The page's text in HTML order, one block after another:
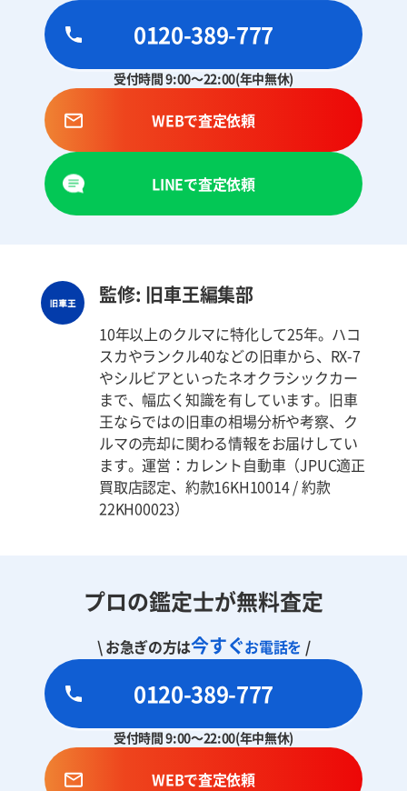
0120-389-777
受付時間 9:00～22:00(年中無休)
WEBで査定依頼
LINEで査定依頼
監修: 旧車王編集部
10年以上のクルマに特化して25年。ハコ
スカやランクル40などの旧車から、RX-7
やシルビアといったネオクラシックカー
まで、幅広く知識を有しています。旧車
王ならではの旧車の相場分析や考察、ク
ルマの売却に関わる情報をお届けしてい
ます。運営：カレント自動車（JPUC適正
買取店認定、約款16KH10014 / 約款
22KH00023）
プロの鑑定士が無料査定
\ お急ぎの方は今すぐお電話を /
0120-389-777
受付時間 9:00～22:00(年中無休)
WEBで査定依頼